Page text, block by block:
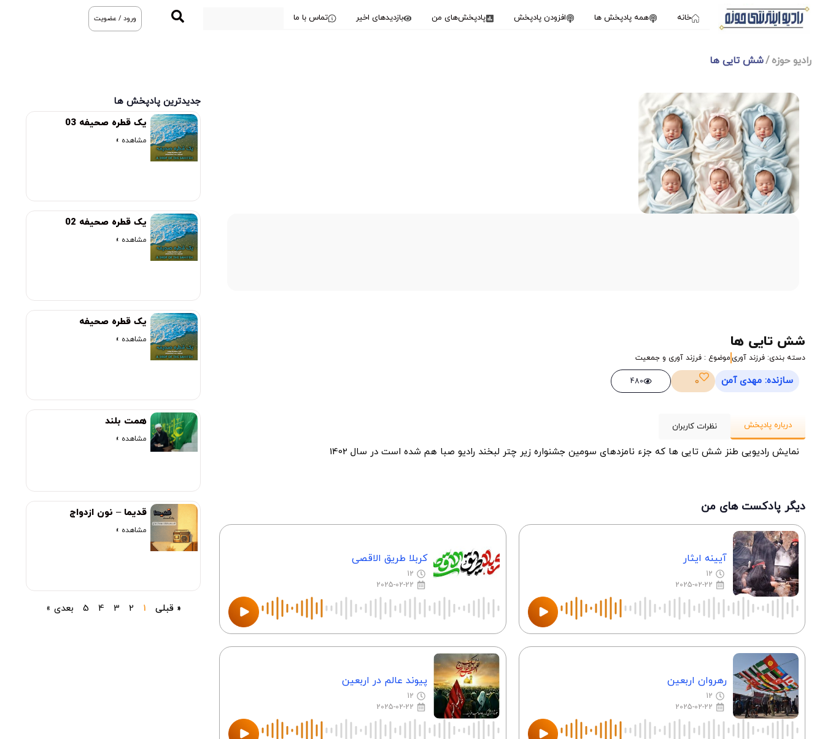
خانه همه پادپخش ها افزودن پادپخش پادپخش‌های من بازدیدهای اخیر تماس با ما ورود / عضویت
رادیو حوزه شش تایی ها
1X
شش تایی ها
دسته بندی: فرزند آوری موضوع : فرزند آوری و جمعیت
سازنده: مهدی آمن 0
480
درباره پادپخش نظرات کاربران
نمایش رادیویی طنز شش تایی ها که جزء نامزدهای سومین جشنواره زیر چتر لبخند رادیو صبا هم شده است در سال 1402
دیگر پادکست های من
آیینه ایثار
12
2025-02-22
کربلا طریق الاقصی
12
2025-02-22
رهروان اربعین
12
2025-02-22
پیوند عالم در اربعین
12
2025-02-22
جدیدترین پادپخش ها
یک قطره صحیفه 03
مشاهده »
یک قطره صحیفه 02
مشاهده »
یک قطره صحیفه
مشاهده »
همت بلند
مشاهده »
قدیما – نون ازدواج
مشاهده »
« قبلی 1
2
3
4
5 بعدی »